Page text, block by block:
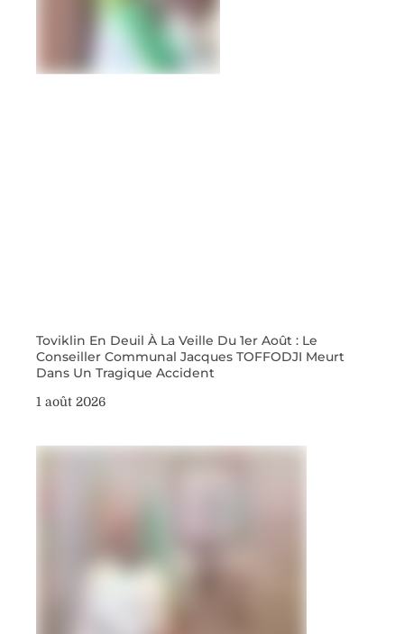
Toviklin En Deuil À La Veille Du 1er Août : Le
Conseiller Communal Jacques TOFFODJI Meurt
Dans Un Tragique Accident
1 août 2026